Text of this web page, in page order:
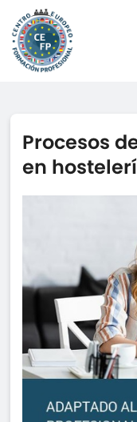
Procesos
en